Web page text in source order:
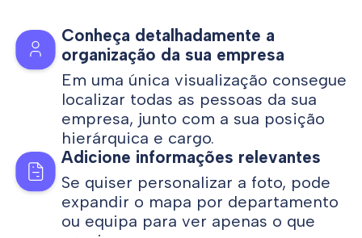
Conheça detalhadamente a
organização da sua empresa
Em uma única visualização consegue
localizar todas as pessoas da sua
empresa, junto com a sua posição
hierárquica e cargo.
Adicione informações relevantes
Se quiser personalizar a foto, pode
expandir o mapa por departamento
ou equipa para ver apenas o que